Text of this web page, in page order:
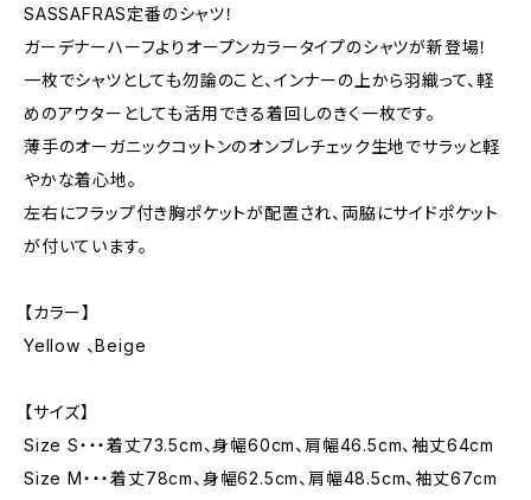
SASSAFRAS定番のシャツ！
ガーデナーハーフよりオープンカラータイプのシャツが新登場！
一枚でシャツとしても勿論のこと、インナーの上から羽織って、軽
めのアウターとしても活用できる着回しのきく一枚です。
薄手のオーガニックコットンのオンブレチェック生地でサラッと軽
やかな着心地。
左右にフラップ付き胸ポケットが配置され、両脇にサイドポケット
が付いています。
【カラー】
Yellow 、Beige
【サイズ】
Size S・・・着丈73.5cm、身幅60cm、肩幅46.5cm、袖丈64cm
Size M・・・着丈78cm、身幅62.5cm、肩幅48.5cm、袖丈67cm